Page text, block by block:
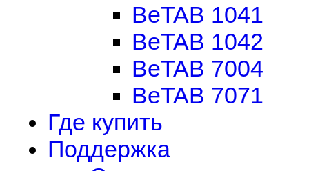
BeTAB 1041
BeTAB 1042
BeTAB 7004
BeTAB 7071
Где купить
Поддержка